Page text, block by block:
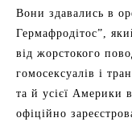
Вони здавались в
Гермафродітос”,
від жорстокого
гомосексуалів і
та й усієї Америки
офіційно